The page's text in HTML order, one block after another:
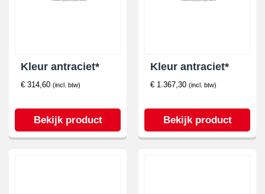
Kleur antraciet*
€ 314,60 (incl. btw)
Bekijk product
Kleur antraciet*
€ 1.367,30 (incl. btw)
Bekijk product